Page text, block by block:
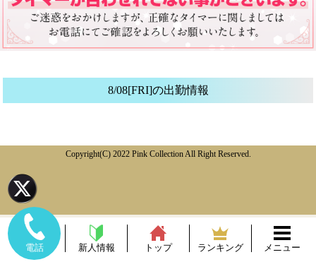
8/08[FRI]の出勤情報
Copyright(C) 2022 Pink Collection All Right Reserved.
電話 新人情報 トップ ランキング メニュー